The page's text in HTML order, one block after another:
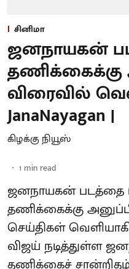
சினிமா
ஜனநாயகன்
தணிக்கைக்கு
விரைவில்
JanaNayagan |
கிழக்கு நியூஸ்
1 min read
ஜனநாயகன் படத்தை
தணிக்கைக்கு
செய்திகள்
விஜய் நடித்துள்ள
தணிக்கைச்